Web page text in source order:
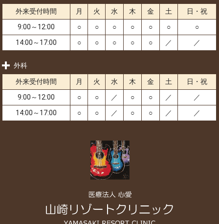
外来受付時間 月 火 水 木 金 土
日・祝
9:00～12:00
○ ○ ○ ○ ○ ○
○
14:00～17:00
○ ○ ○ ○ ○ ／ ／
外科
外来受付時間 月 火 水 木 金 土
日・祝
9:00～12:00
○ ○ ／ ○ ○ ／
／
14:00～17:00
○ ○ ／ ○ ○ ／ ／